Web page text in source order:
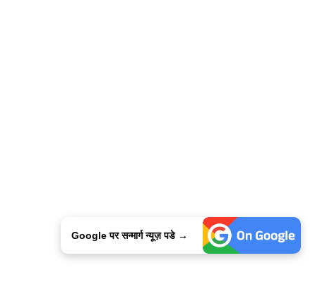
Google पर सन्मार्ग न्यूज़ पडे →